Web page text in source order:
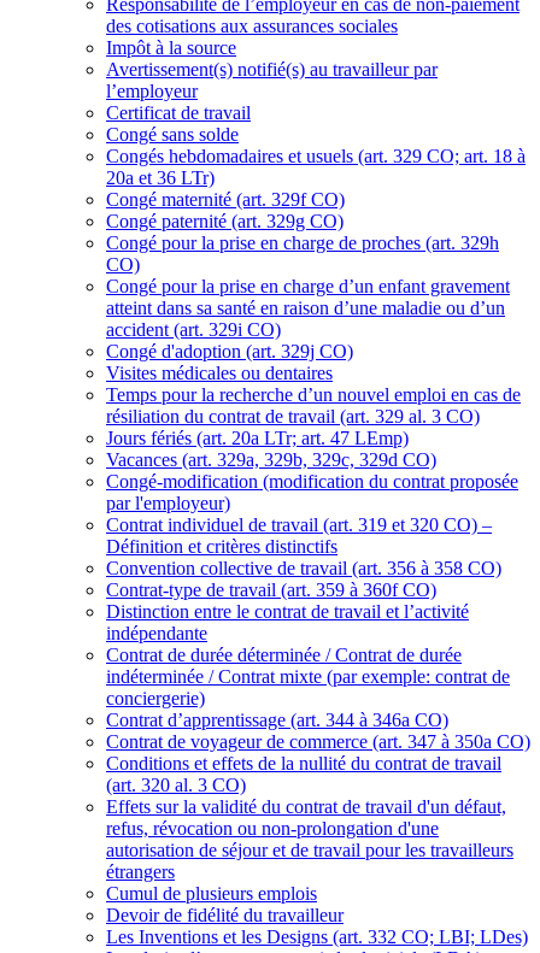
des cotisations aux assurances sociales
Impôt à la source
Avertissement(s) notifié(s) au travailleur par
l’employeur
Certificat de travail
Congé sans solde
Congés hebdomadaires et usuels (art. 329 CO; art. 18 à
20a et 36 LTr)
Congé maternité (art. 329f CO)
Congé paternité (art. 329g CO)
Congé pour la prise en charge de proches (art. 329h
CO)
Congé pour la prise en charge d’un enfant gravement
atteint dans sa santé en raison d’une maladie ou d’un
accident (art. 329i CO)
Congé d'adoption (art. 329j CO)
Visites médicales ou dentaires
Temps pour la recherche d’un nouvel emploi en cas de
résiliation du contrat de travail (art. 329 al. 3 CO)
Jours fériés (art. 20a LTr; art. 47 LEmp)
Vacances (art. 329a, 329b, 329c, 329d CO)
Congé-modification (modification du contrat proposée
par l'employeur)
Contrat individuel de travail (art. 319 et 320 CO) –
Définition et critères distinctifs
Convention collective de travail (art. 356 à 358 CO)
Contrat-type de travail (art. 359 à 360f CO)
Distinction entre le contrat de travail et l’activité
indépendante
Contrat de durée déterminée / Contrat de durée
indéterminée / Contrat mixte (par exemple: contrat de
conciergerie)
Contrat d’apprentissage (art. 344 à 346a CO)
Contrat de voyageur de commerce (art. 347 à 350a CO)
Conditions et effets de la nullité du contrat de travail
(art. 320 al. 3 CO)
Effets sur la validité du contrat de travail d'un défaut,
refus, révocation ou non-prolongation d'une
autorisation de séjour et de travail pour les travailleurs
étrangers
Cumul de plusieurs emplois
Devoir de fidélité du travailleur
Les Inventions et les Designs (art. 332 CO; LBI; LDes)